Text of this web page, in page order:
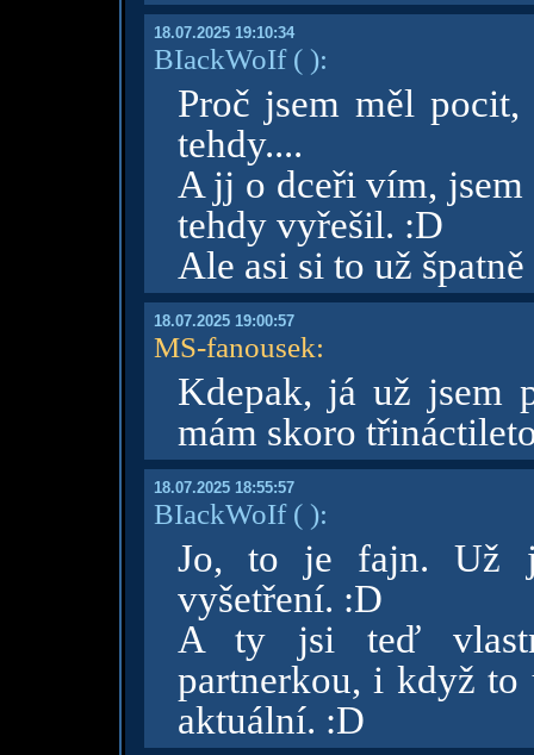
18.07.2025 19:10:34
BIackWoIf( ):
Proč jsem měl
tehdy....
A jj o dceři vím, jsem
tehdy vyřešil. :D
Ale asi si to už
18.07.2025 19:00:57
MS-fanousek:
Kdepak, já už jsem
mám skoro
18.07.2025 18:55:57
BIackWoIf( ):
Jo, to je fajn. Už
vyšetření. :D
A ty jsi teď
partnerkou, i když
aktuální. :D